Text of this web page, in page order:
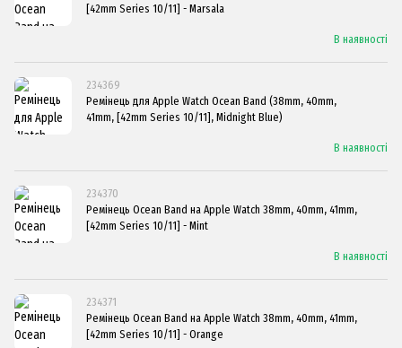
[42mm Series 10/11] - Marsala
В наявності
234369
Ремінець для Apple Watch Ocean Band (38mm, 40mm,
41mm, [42mm Series 10/11], Midnight Blue)
В наявності
234370
Ремінець Ocean Band на Apple Watch 38mm, 40mm, 41mm,
[42mm Series 10/11] - Mint
В наявності
234371
Ремінець Ocean Band на Apple Watch 38mm, 40mm, 41mm,
[42mm Series 10/11] - Orange